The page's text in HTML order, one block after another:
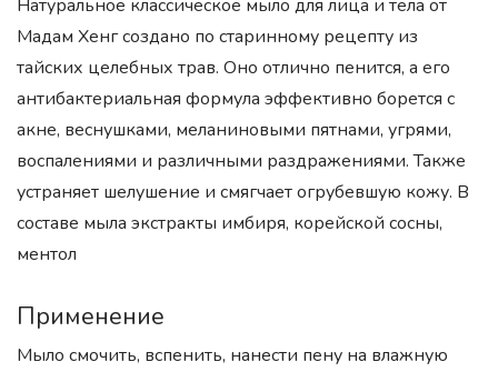
Натуральное классическое мыло для лица и тела от
Мадам Хенг создано по старинному рецепту из
тайских целебных трав. Оно отлично пенится, а его
антибактериальная формула эффективно борется с
акне, веснушками, меланиновыми пятнами, угрями,
воспалениями и различными раздражениями. Также
устраняет шелушение и смягчает огрубевшую кожу. В
составе мыла экстракты имбиря, корейской сосны,
ментол
Применение
Мыло смочить, вспенить, нанести пену на влажную